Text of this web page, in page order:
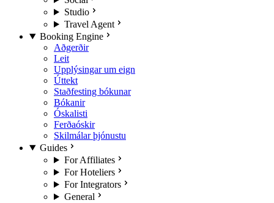
Studio
Travel Agent
Booking Engine
Aðgerðir
Leit
Upplýsingar um eign
Úttekt
Staðfesting bókunar
Bókanir
Óskalisti
Ferðaóskir
Skilmálar þjónustu
Guides
For Affiliates
For Hoteliers
For Integrators
General